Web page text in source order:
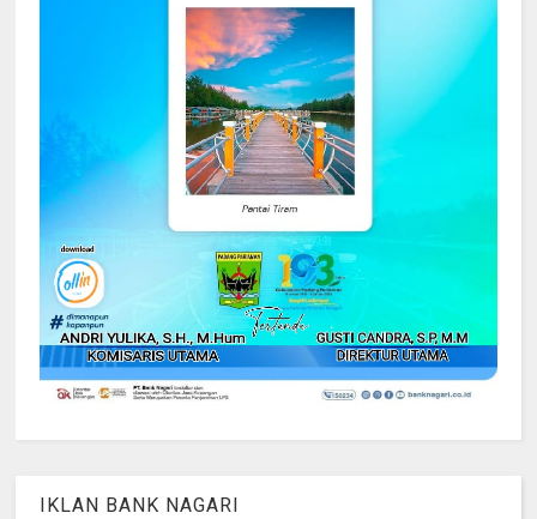
IKLAN BANK NAGARI